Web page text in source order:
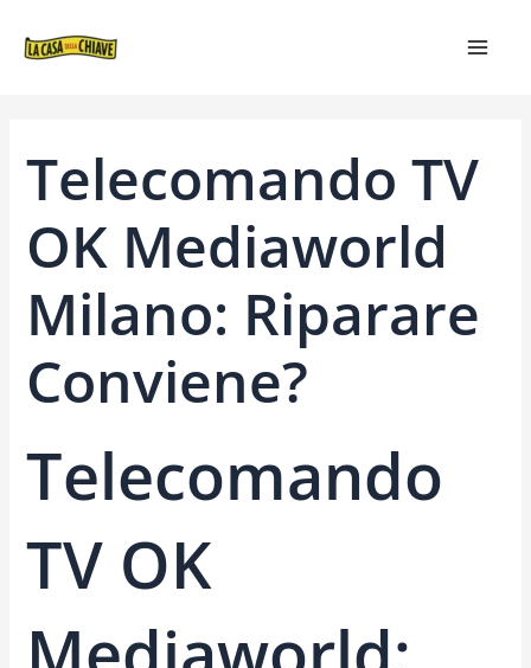
Telecomando TV
OK Mediaworld
Milano: Riparare
Conviene?
Telecomando
TV OK
ARTICOLI